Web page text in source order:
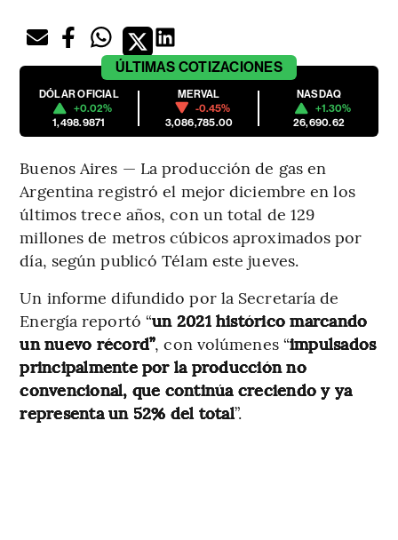
ÚLTIMAS COTIZACIONES
DÓLAR OFICIAL
+0.02%
1,498.9871
MERVAL
-0.45%
3,086,785.00
NASDAQ
+1.30%
26,690.62
Buenos Aires — La producción de gas en
Argentina registró el mejor diciembre en los
últimos trece años, con un total de 129
millones de metros cúbicos aproximados por
día, según publicó Télam este jueves.
Un informe difundido por la Secretaría de
Energía reportó “un 2021 histórico marcando
un nuevo récord”, con volúmenes “impulsados
principalmente por la producción no
convencional, que continúa creciendo y ya
representa un 52% del total”.